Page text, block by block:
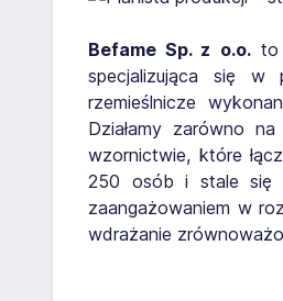
Befame Sp. z o.o.to
specjalizująca się w
rzemieślnicze
Działamy zarówno
wzornictwie, które
250 osób i stale się
zaangażowaniem w
wdrażanie